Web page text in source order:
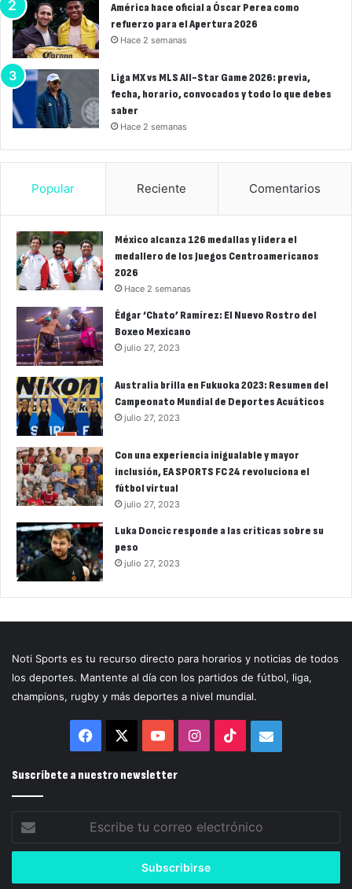
América hace oficial a Óscar Perea como
refuerzo para el Apertura 2026
Hace 2 semanas
Liga MX vs MLS All-Star Game 2026: previa,
fecha, horario, convocados y todo lo que debes
saber
Hace 2 semanas
Popular Reciente Comentarios
México alcanza 126 medallas y lidera el
medallero de los Juegos Centroamericanos
2026
Hace 2 semanas
Édgar ‘Chato’ Ramírez: El Nuevo Rostro del
Boxeo Mexicano
julio 27, 2023
Australia brilla en Fukuoka 2023: Resumen del
Campeonato Mundial de Deportes Acuáticos
julio 27, 2023
Con una experiencia inigualable y mayor
inclusión, EA SPORTS FC 24 revoluciona el
fútbol virtual
julio 27, 2023
Luka Doncic responde a las críticas sobre su
peso
julio 27, 2023
Noti Sports es tu recurso directo para horarios y noticias de todos
los deportes. Mantente al día con los partidos de fútbol, liga,
champions, rugby y más deportes a nivel mundial.
Facebook YouTubeInstagram
TikTokCorreo
Suscríbete a nuestro newsletter
correo